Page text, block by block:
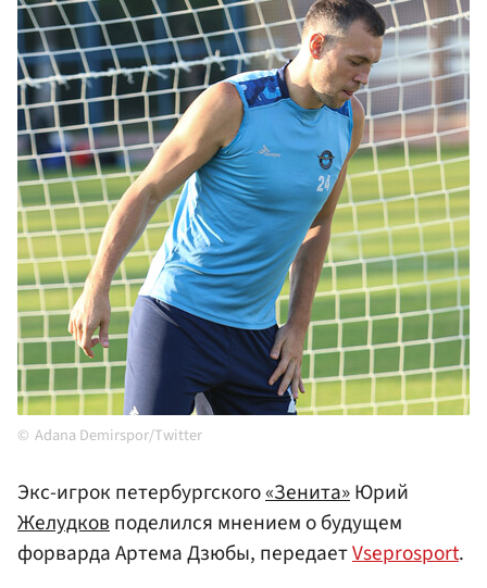
Adana Demirspor/Twitter
Экс-игрок петербургского«Зенита»Юрий
Желудковподелился мнением о будущем
форварда Артема Дзюбы, передаетVseprosport.